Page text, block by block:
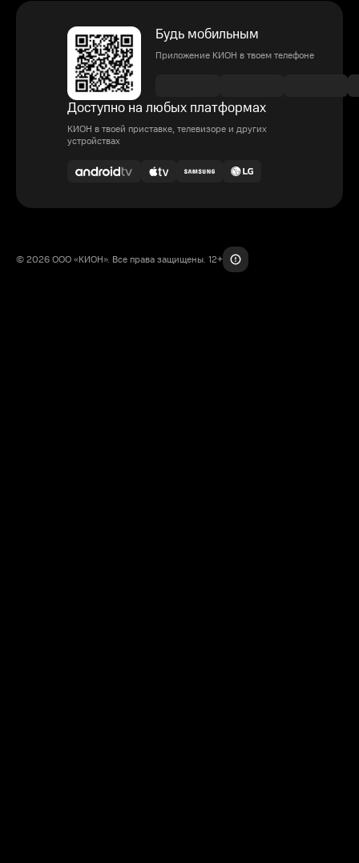
Будь мобильным
Приложение КИОН в твоем телефоне
Доступно на любых платформах
КИОН в твоей приставке, телевизоре и других
устройствах
© 2026 ООО «КИОН». Все права защищены. 12+